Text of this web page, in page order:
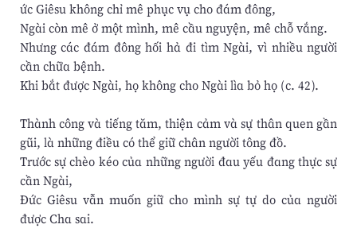
ức Giêsu không chỉ mê phục vụ cho đám đông,
Ngài còn mê ở một mình, mê cầu nguyện, mê chỗ vắng.
Nhưng các đám đông hối hả đi tìm Ngài, vì nhiều người
cần chữa bệnh.
Khi bắt được Ngài, họ không cho Ngài lìa bỏ họ (c. 42).
Thành công và tiếng tăm, thiện cảm và sự thân quen gần
gũi, là những điều có thể giữ chân người tông đồ.
Trước sự chèo kéo của những người đau yếu đang thực sự
cần Ngài,
Đức Giêsu vẫn muốn giữ cho mình sự tự do của người
được Cha sai.